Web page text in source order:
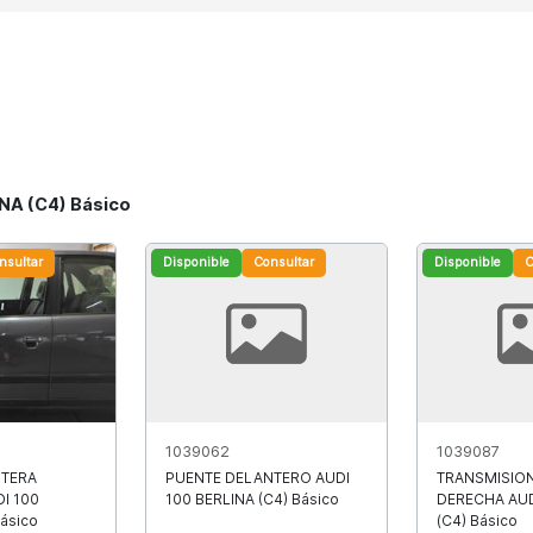
(C4) Básico
100
Disponible Consultar
1039062
PUENTE DELANTERO AUDI
100 BERLINA (C4) Básico
Disponible
1039087
DERECHA
(C4) Básico